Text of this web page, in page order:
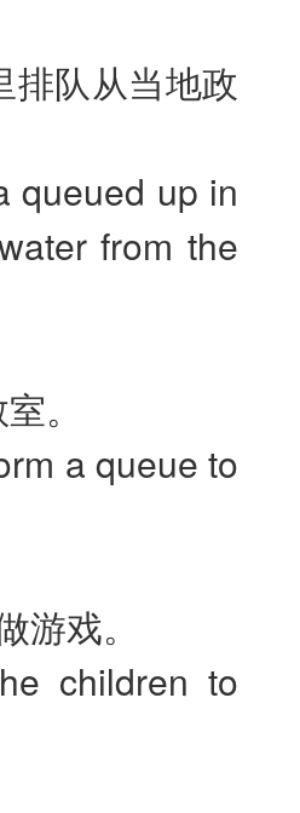
排队从当地政
queued up in
from the
。
a queue to
戏。
children to